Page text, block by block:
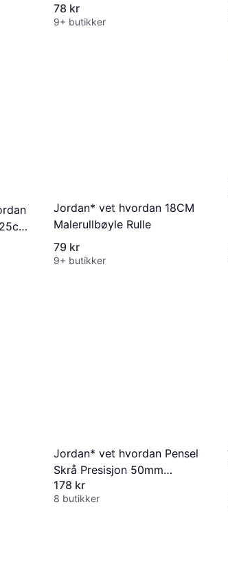
78 kr
9+ butikker
Jordan* vet hvordan 18CM
Malerullbøyle Rulle
79 kr
9+ butikker
Jordan* vet hvordan Pensel
Skrå Presisjon 50mm
Ultimate Malekost
178 kr
8 butikker